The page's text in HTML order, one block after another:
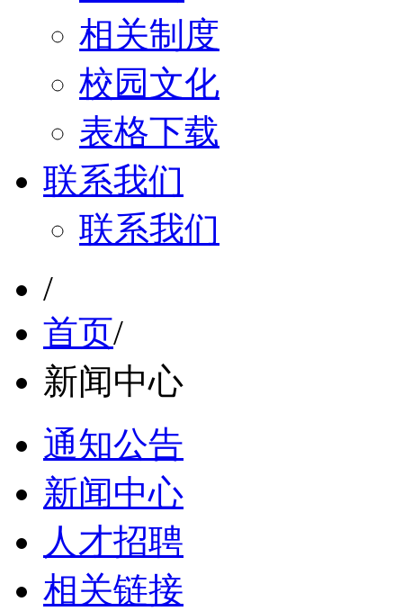
相关制度
校园文化
表格下载
联系我们
联系我们
/
首页/
新闻中心
通知公告
新闻中心
人才招聘
相关链接